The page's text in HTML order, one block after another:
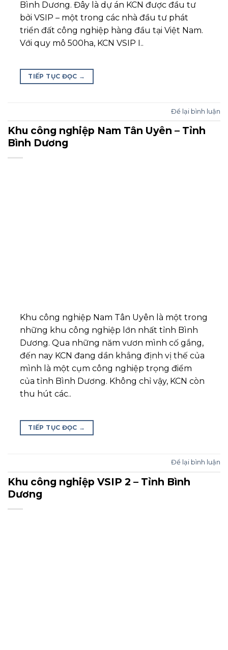
Bình Dương. Đây là dự án KCN được đầu tư
bởi VSIP – một trong các nhà đầu tư phát
triển đất công nghiệp hàng đầu tại Việt Nam.
Với quy mô 500ha, KCN VSIP I..
TIẾP TỤC ĐỌC →
Để lại bình luận
Khu công nghiệp Nam Tân Uyên – Tỉnh
Bình Dương
Khu công nghiệp Nam Tân Uyên là một trong
những khu công nghiệp lớn nhất tỉnh Bình
Dương. Qua những năm vươn mình cố gắng,
đến nay KCN đang dần khẳng định vị thế của
mình là một cụm công nghiệp trọng điểm
của tỉnh Bình Dương. Không chỉ vậy, KCN còn
thu hút các..
TIẾP TỤC ĐỌC →
Để lại bình luận
Khu công nghiệp VSIP 2 – Tỉnh Bình
Dương